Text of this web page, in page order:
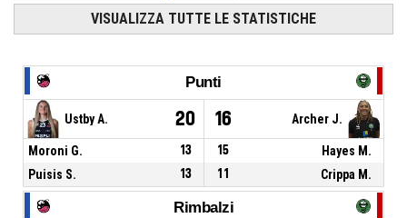
VISUALIZZA TUTTE LE STATISTICHE
Punti
Ustby A. 20 16 Archer J.
Moroni G. 13 15
Hayes M.
Puisis S.
13 11 Crippa M.
Rimbalzi